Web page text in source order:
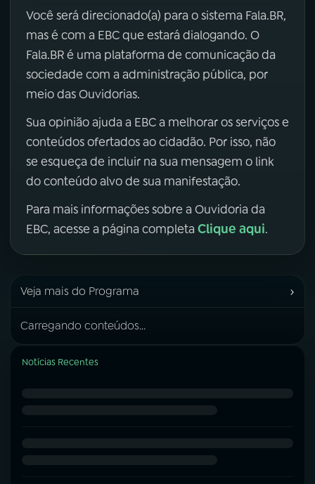
Você será direcionado(a) para o sistema Fala.BR,
mas é com a EBC que estará dialogando. O
Fala.BR é uma plataforma de comunicação da
sociedade com a administração pública, por
meio das Ouvidorias.
Sua opinião ajuda a EBC a melhorar os serviços e
conteúdos ofertados ao cidadão. Por isso, não
se esqueça de incluir na sua mensagem o link
do conteúdo alvo de sua manifestação.
Para mais informações sobre a Ouvidoria da
EBC, acesse a página completa Clique aqui.
Veja mais do Programa ›
Carregando conteúdos...
Notícias Recentes